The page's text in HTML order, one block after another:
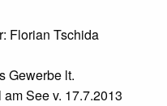
Florian Tschida
Gewerbe lt.
See v. 17.7.2013